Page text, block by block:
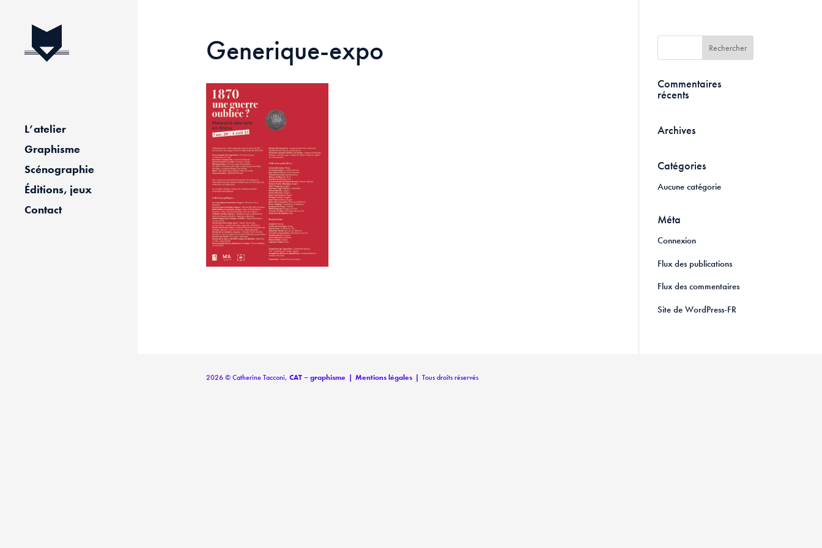
L’atelier
Graphisme
Scénographie
Éditions, jeux
Contact
Generique-expo
Commentaires
récents
Archives
Catégories
Aucune catégorie
Méta
Connexion
Flux des publications
Flux des commentaires
Site de WordPress-FR
2026 © Catherine Tacconi, CAT – graphisme | Mentions légales | Tous droits réservés